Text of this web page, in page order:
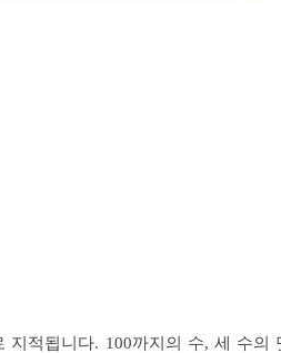
지적됩니다. 100까지의 수, 세 수의